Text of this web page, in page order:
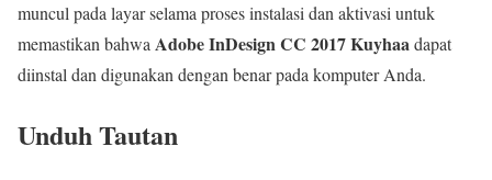
muncul pada layar selama proses instalasi dan aktivasi untuk
memastikan bahwaAdobe InDesign CC 2017 Kuyhaadapat
diinstal dan digunakan dengan benar pada komputer Anda.
Unduh Tautan